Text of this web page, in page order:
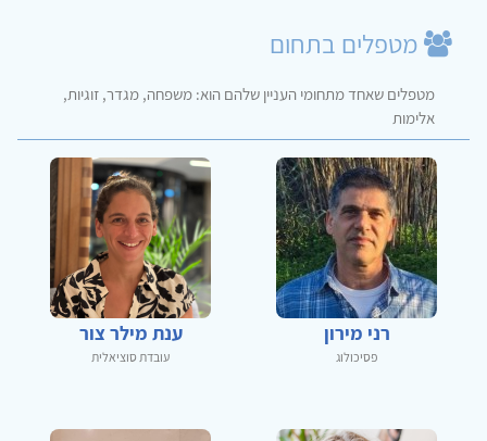
מטפלים בתחום
מטפלים שאחד מתחומי העניין שלהם הוא: משפחה, מגדר, זוגיות,
אלימות
רני מירון
פסיכולוג
ענת מילר צור
עובדת סוציאלית